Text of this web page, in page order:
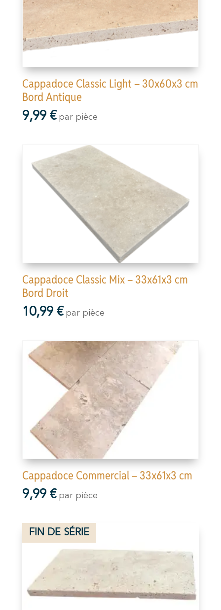
Cappadoce Classic Light – 30x60x3 cm
Bord Antique
9,99 € par pièce
Cappadoce Classic Mix – 33x61x3 cm
Bord Droit
10,99 € par pièce
Cappadoce Commercial – 33x61x3 cm
9,99 € par pièce
FIN DE SÉRIE